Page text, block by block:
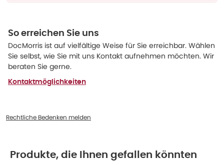
So erreichen Sie uns
DocMorris ist auf vielfältige Weise für Sie erreichbar. Wählen
Sie selbst, wie Sie mit uns Kontakt aufnehmen möchten. Wir
beraten Sie gerne.
Kontaktmöglichkeiten
Rechtliche Bedenken melden
Produkte, die Ihnen gefallen könnten